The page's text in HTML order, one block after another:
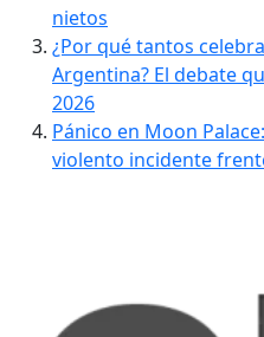
nietos
¿Por qué tantos
Argentina? El debate
2026
Pánico en Moon
violento incidente